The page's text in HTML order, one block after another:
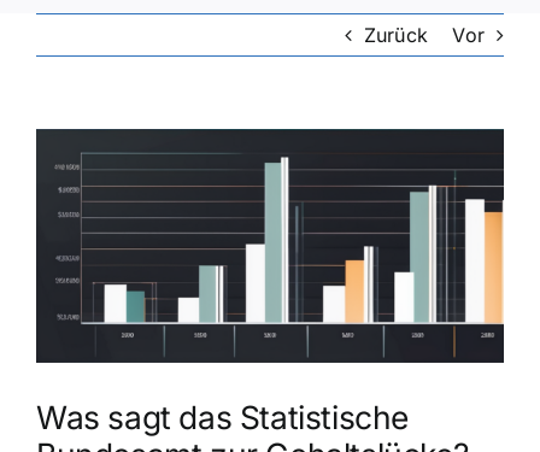
Zurück Vor
grösseres
Bild
Was sagt das Statistische